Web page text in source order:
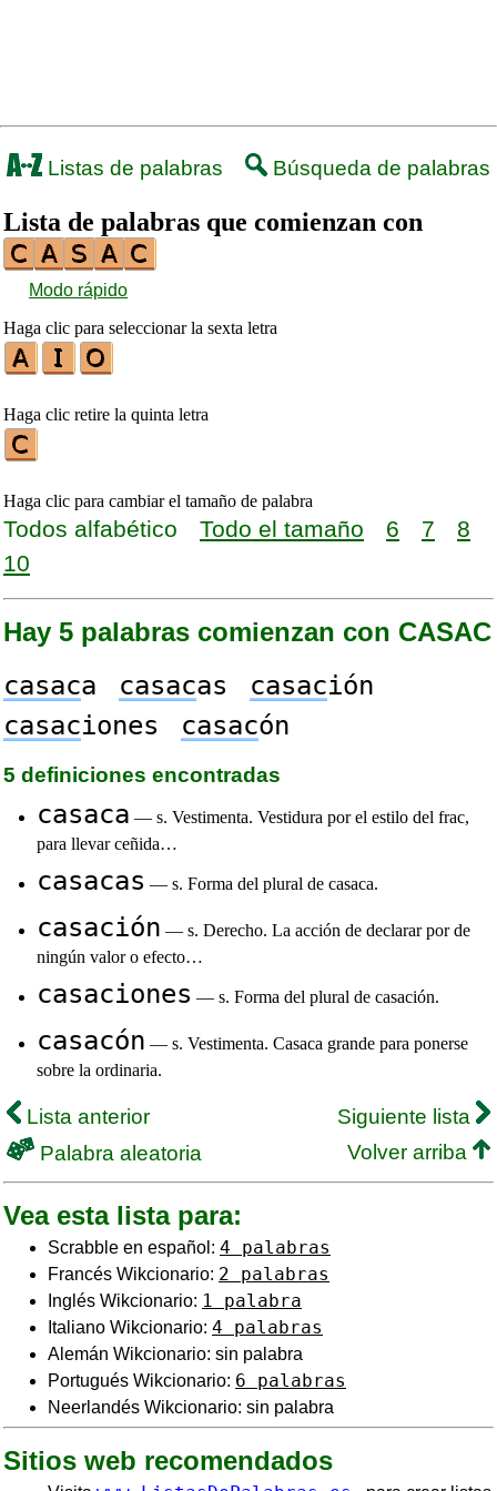
Listas de palabras Búsqueda de palabras
Lista de palabras que comienzan con
Modo rápido
Haga clic para seleccionar la sexta letra
Haga clic retire la quinta letra
Haga clic para cambiar el tamaño de palabra
Todos alfabético Todo el tamaño 6 7
8
10
Hay 5 palabras comienzan con CASAC
casaca casacas casación
casaciones casacón
5 definiciones encontradas
casaca — s. Vestimenta. Vestidura por el estilo del frac,
para llevar ceñida…
casacas — s. Forma del plural de casaca.
casación — s. Derecho. La acción de declarar por de
ningún valor o efecto…
casaciones — s. Forma del plural de casación.
casacón — s. Vestimenta. Casaca grande para ponerse
sobre la ordinaria.
Lista anterior
Siguiente lista
Palabra aleatoria
Volver arriba
Vea esta lista para:
Scrabble en español: 4 palabras
Francés Wikcionario: 2 palabras
Inglés Wikcionario: 1 palabra
Italiano Wikcionario: 4 palabras
Alemán Wikcionario: sin palabra
Portugués Wikcionario: 6 palabras
Neerlandés Wikcionario: sin palabra
Sitios web recomendados